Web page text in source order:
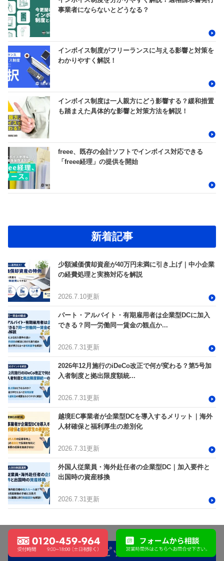
expand_less
事業者にならないとどうなる？
インボイス制度がフリーランスに与える影響と対策を
わかりやすく解説！
インボイス制度は一人親方にどう影響する？緩和措置
も踏まえた具体的な影響と対策方法を解説！
freee、既存の会計ソフトでインボイス対応できる
「freee経理」の提供を開始
新着記事
少額減価償却資産が40万円未満に引き上げ｜中小企業
の経費処理と実務対応を解説
2026.7.10更新
パート・アルバイト・有期雇用者は企業型DCに加入
できる？同一労働同一賃金の観点か...
2026.7.31更新
2026年12月施行のiDeCo改正で何が変わる？第5号加
入者制度と拠出限度額統...
2026.7.31更新
越境EC事業者が企業型DCを導入するメリット｜海外
人材確保と福利厚生の差別化
2026.7.31更新
外国人従業員・海外赴任者の企業型DC｜加入要件と
出国時の資産移換
2026.7.31更新
トピック